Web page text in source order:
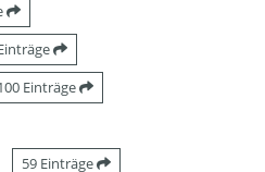
Einträge
59 Einträge